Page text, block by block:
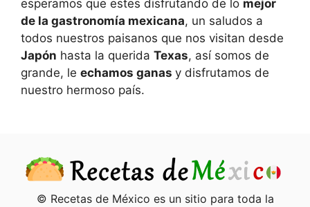
esperamos que estes disfrutando de lo mejor
de la gastronomía mexicana, un saludos a
todos nuestros paisanos que nos visitan desde
Japón hasta la querida Texas, así somos de
grande, le echamos ganas y disfrutamos de
nuestro hermoso país.
© Recetas de México es un sitio para toda la